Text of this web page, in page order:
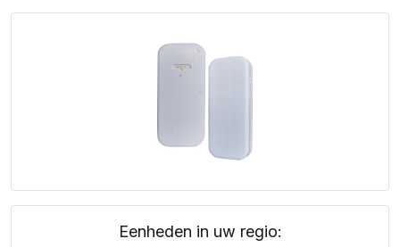
Eenheden in uw regio: